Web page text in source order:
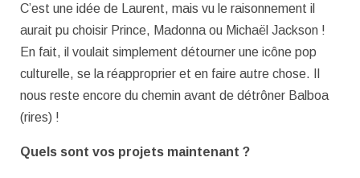
C’est une idée de Laurent, mais vu le raisonnement il
aurait pu choisir Prince, Madonna ou Michaël Jackson !
En fait, il voulait simplement détourner une icône pop
culturelle, se la réapproprier et en faire autre chose. Il
nous reste encore du chemin avant de détrôner Balboa
(rires) !
Quels sont vos projets maintenant ?